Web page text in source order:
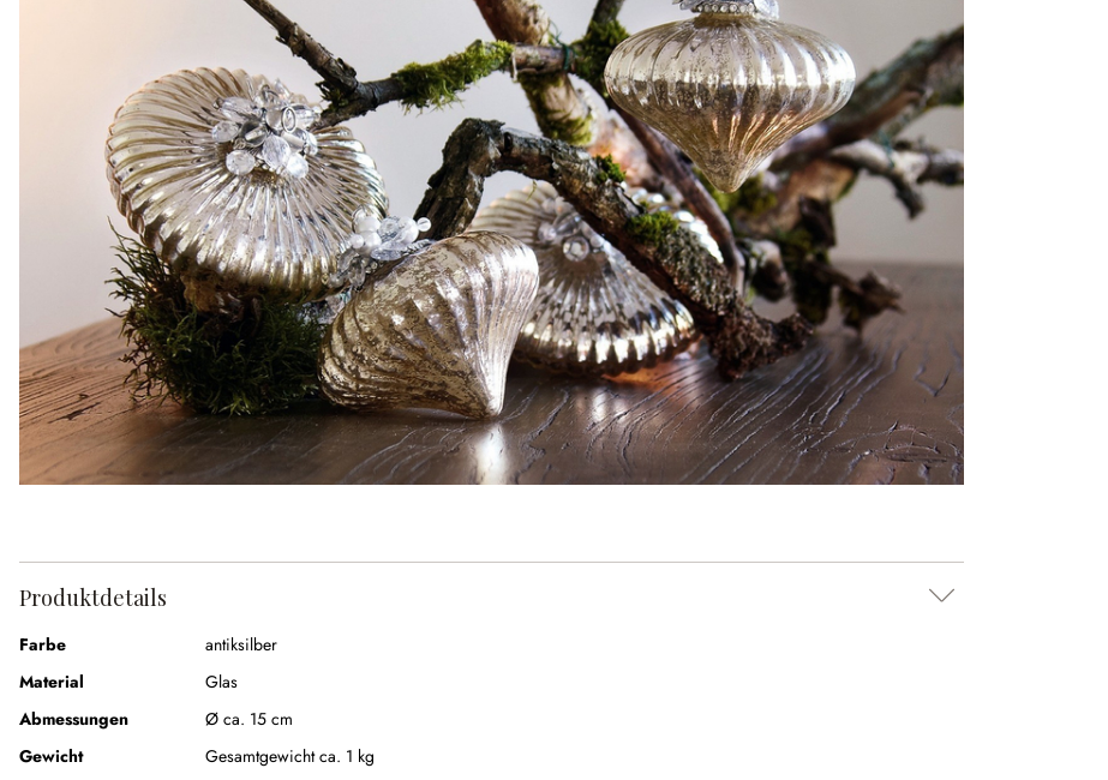
Produktdetails
Farbe
antiksilber
Material
Glas
Abmessungen
Ø ca. 15 cm
Gewicht
Gesamtgewicht ca. 1 kg